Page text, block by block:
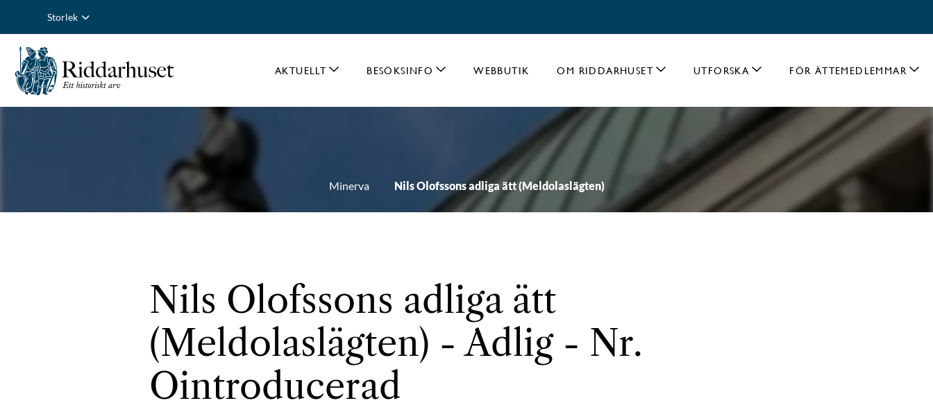
Storlek
AKTUELLT BESÖKSINFO WEBBUTIK OM RIDDARHUSET UTFORSKA FÖR ÄTTEMEDLEMMAR
Minerva Nils Olofssons adliga ätt (Meldolaslägten)
Nils Olofssons adliga ätt
(Meldolaslägten) - Adlig - Nr.
Ointroducerad